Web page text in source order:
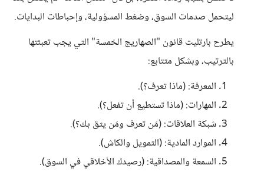
ليتحمل صدمات السوق، وضغط المسؤولية، وإحباطات البدايات.
يطرح بارتليت قانون "الصهاريج الخمسة" التي يجب تعبئتها
بالترتيب، وبشكل متتابع:
المعرفة: (ماذا تعرف؟).
المهارات: (ماذا تستطيع أن تفعل؟).
شبكة العلاقات: (مَن تعرف ومَن يثق بك؟).
الموارد المادية: (التمويل والكاش).
السمعة والمصداقية: (رصيدك الأخلاقي في السوق).